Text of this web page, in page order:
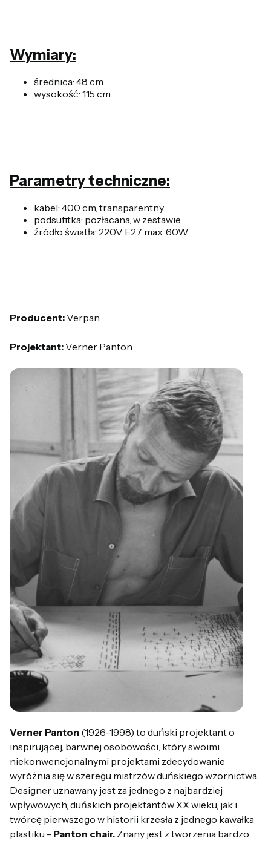
Wymiary:
średnica: 48 cm
wysokość: 115 cm
Parametry techniczne:
kabel: 400 cm, transparentny
podsufitka: pozłacana, w zestawie
źródło światła: 220V E27 max. 60W
Producent:Verpan
Projektant:Verner Panton
Verner Panton (1926-1998) to duński projektant o
inspirującej, barwnej osobowości, który swoimi
niekonwencjonalnymi projektami zdecydowanie
wyróżnia się w szeregu mistrzów duńskiego wzornictwa.
Designer uznawany jest za jednego z najbardziej
wpływowych, duńskich projektantów XX wieku, jak i
twórcę pierwszego w historii krzesła z jednego kawałka
plastiku - Panton chair. Znany jest z tworzenia bardzo